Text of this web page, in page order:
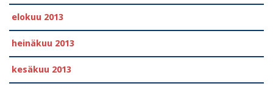
elokuu 2013
heinäkuu 2013
kesäkuu 2013